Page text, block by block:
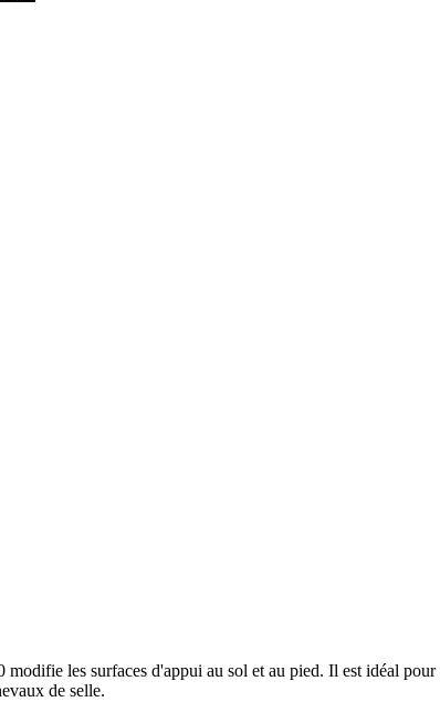
les surfaces d'appui au sol et au pied. Il est idéal
de selle.